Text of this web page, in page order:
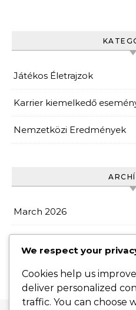
Játékos Életrajzok
Karrier kiemelkedő
Nemzetközi Eredmények
March 2026
We respect your
Cookies help us
deliver personalized
traffic. You can choose